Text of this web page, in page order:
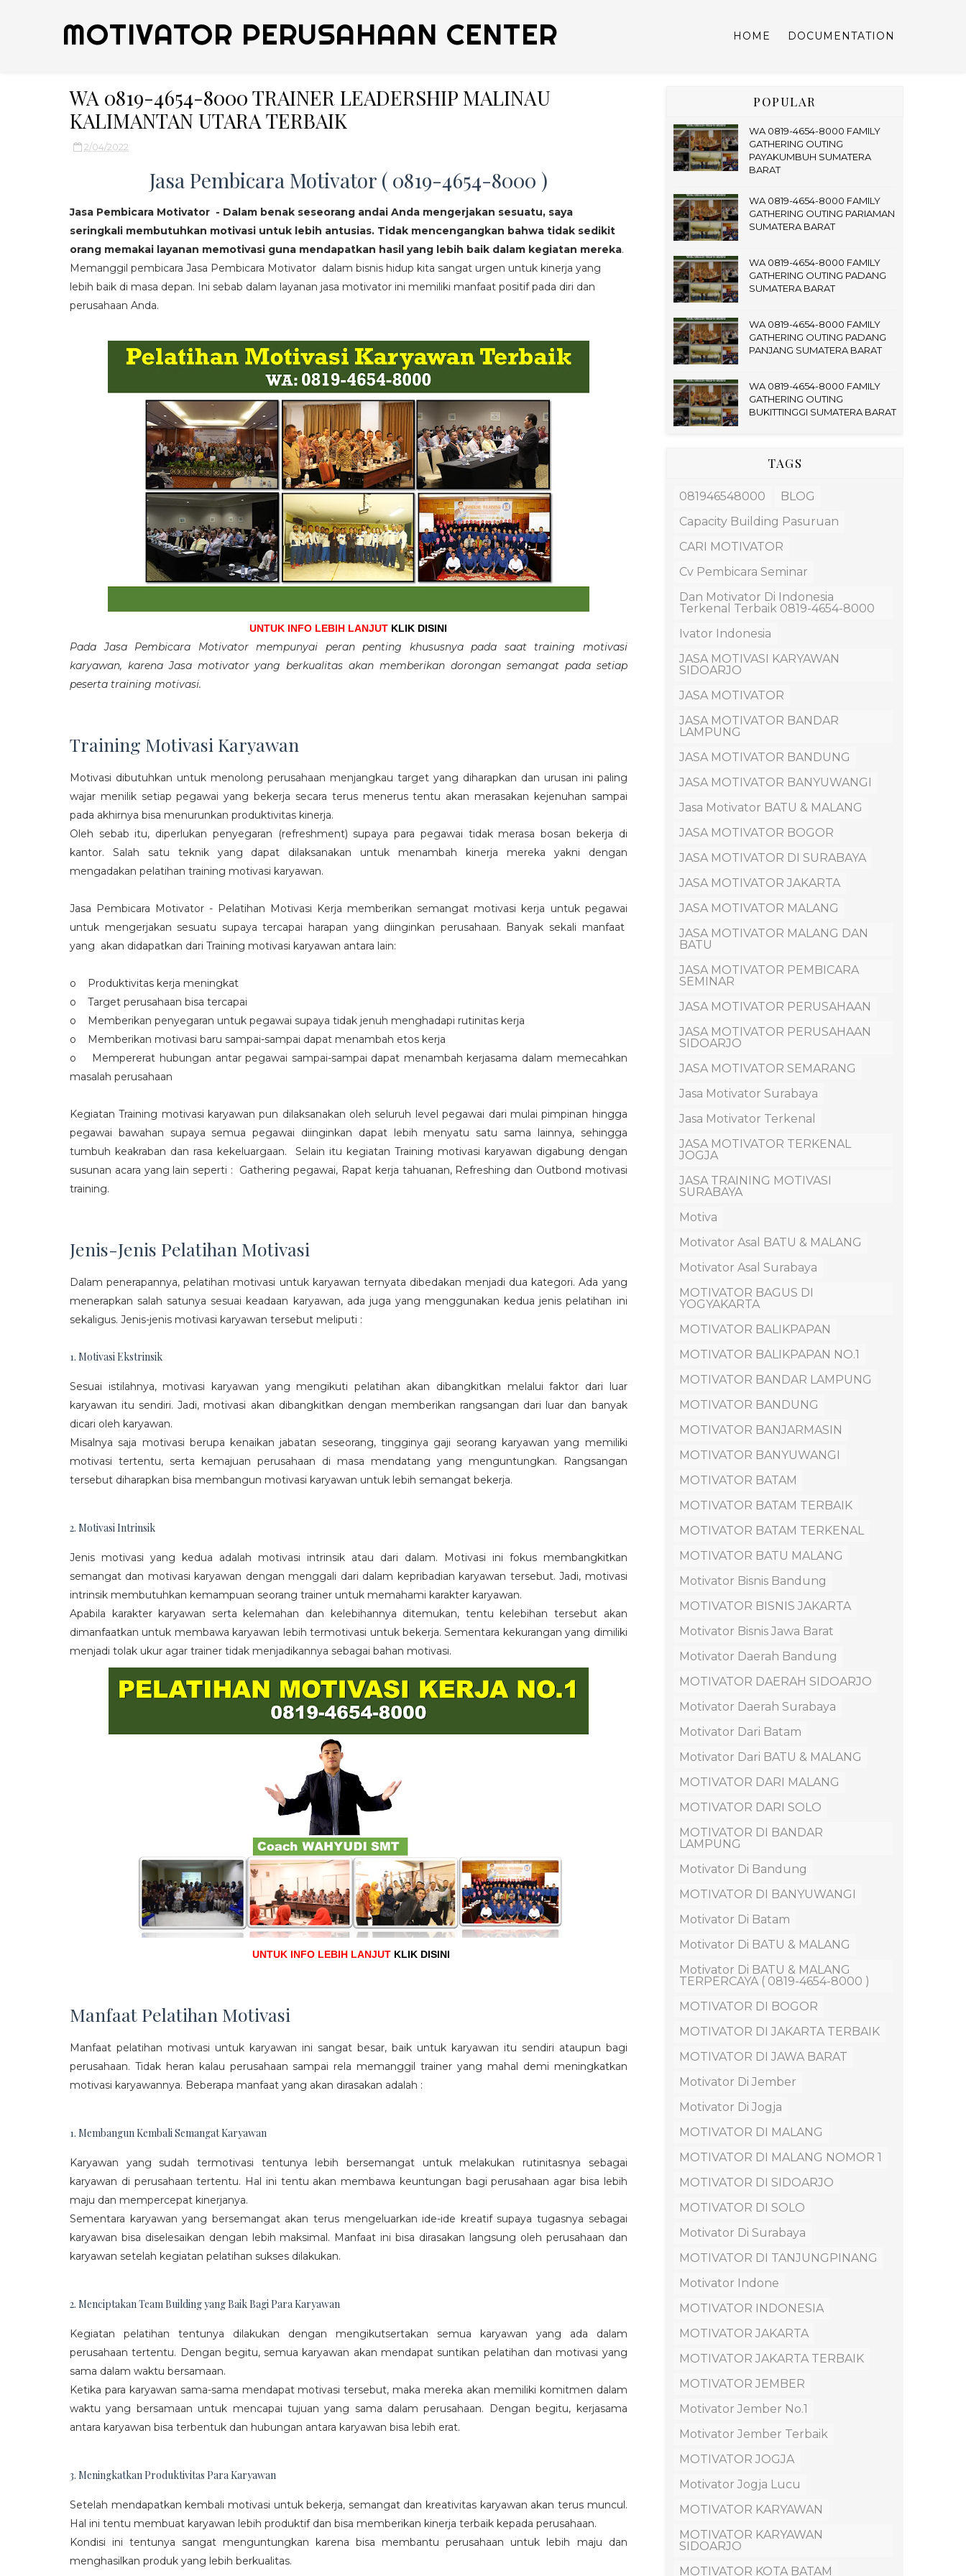
MOTIVATOR PERUSAHAAN CENTER HOME DOCUMENTATION
WA 0819-4654-8000 TRAINER LEADERSHIP MALINAU
KALIMANTAN UTARA TERBAIK
2/04/2022
Jasa Pembicara Motivator ( 0819-4654-8000 )
Jasa Pembicara Motivator - Dalam benak seseorang andai Anda mengerjakan sesuatu, saya
seringkali membutuhkan motivasi untuk lebih antusias. Tidak mencengangkan bahwa tidak sedikit
orang memakai layanan memotivasi guna mendapatkan hasil yang lebih baik dalam kegiatan mereka.
Memanggil pembicara Jasa Pembicara Motivator dalam bisnis hidup kita sangat urgen untuk kinerja yang
lebih baik di masa depan. Ini sebab dalam layanan jasa motivator ini memiliki manfaat positif pada diri dan
perusahaan Anda.
UNTUK INFO LEBIH LANJUT KLIK DISINI
Pada Jasa Pembicara Motivator mempunyai peran penting khususnya pada saat training motivasi
karyawan, karena Jasa motivator yang berkualitas akan memberikan dorongan semangat pada setiap
peserta training motivasi.
Training Motivasi Karyawan
Motivasi dibutuhkan untuk menolong perusahaan menjangkau target yang diharapkan dan urusan ini paling
wajar menilik setiap pegawai yang bekerja secara terus menerus tentu akan merasakan kejenuhan sampai
pada akhirnya bisa menurunkan produktivitas kinerja.
Oleh sebab itu, diperlukan penyegaran (refreshment) supaya para pegawai tidak merasa bosan bekerja di
kantor. Salah satu teknik yang dapat dilaksanakan untuk menambah kinerja mereka yakni dengan
mengadakan pelatihan training motivasi karyawan.
Jasa Pembicara Motivator - Pelatihan Motivasi Kerja memberikan semangat motivasi kerja untuk pegawai
untuk mengerjakan sesuatu supaya tercapai harapan yang diinginkan perusahaan. Banyak sekali manfaat
yang akan didapatkan dari Training motivasi karyawan antara lain:
o Produktivitas kerja meningkat
o Target perusahaan bisa tercapai
o Memberikan penyegaran untuk pegawai supaya tidak jenuh menghadapi rutinitas kerja
o Memberikan motivasi baru sampai-sampai dapat menambah etos kerja
o Mempererat hubungan antar pegawai sampai-sampai dapat menambah kerjasama dalam memecahkan
masalah perusahaan
Kegiatan Training motivasi karyawan pun dilaksanakan oleh seluruh level pegawai dari mulai pimpinan hingga
pegawai bawahan supaya semua pegawai diinginkan dapat lebih menyatu satu sama lainnya, sehingga
tumbuh keakraban dan rasa kekeluargaan. Selain itu kegiatan Training motivasi karyawan digabung dengan
susunan acara yang lain seperti : Gathering pegawai, Rapat kerja tahuanan, Refreshing dan Outbond motivasi
training.
Jenis-Jenis Pelatihan Motivasi
Dalam penerapannya, pelatihan motivasi untuk karyawan ternyata dibedakan menjadi dua kategori. Ada yang
menerapkan salah satunya sesuai keadaan karyawan, ada juga yang menggunakan kedua jenis pelatihan ini
sekaligus. Jenis-jenis motivasi karyawan tersebut meliputi :
1. Motivasi Ekstrinsik
Sesuai istilahnya, motivasi karyawan yang mengikuti pelatihan akan dibangkitkan melalui faktor dari luar
karyawan itu sendiri. Jadi, motivasi akan dibangkitkan dengan memberikan rangsangan dari luar dan banyak
dicari oleh karyawan.
Misalnya saja motivasi berupa kenaikan jabatan seseorang, tingginya gaji seorang karyawan yang memiliki
motivasi tertentu, serta kemajuan perusahaan di masa mendatang yang menguntungkan. Rangsangan
tersebut diharapkan bisa membangun motivasi karyawan untuk lebih semangat bekerja.
2. Motivasi Intrinsik
Jenis motivasi yang kedua adalah motivasi intrinsik atau dari dalam. Motivasi ini fokus membangkitkan
semangat dan motivasi karyawan dengan menggali dari dalam kepribadian karyawan tersebut. Jadi, motivasi
intrinsik membutuhkan kemampuan seorang trainer untuk memahami karakter karyawan.
Apabila karakter karyawan serta kelemahan dan kelebihannya ditemukan, tentu kelebihan tersebut akan
dimanfaatkan untuk membawa karyawan lebih termotivasi untuk bekerja. Sementara kekurangan yang dimiliki
menjadi tolak ukur agar trainer tidak menjadikannya sebagai bahan motivasi.
UNTUK INFO LEBIH LANJUT KLIK DISINI
Manfaat Pelatihan Motivasi
Manfaat pelatihan motivasi untuk karyawan ini sangat besar, baik untuk karyawan itu sendiri ataupun bagi
perusahaan. Tidak heran kalau perusahaan sampai rela memanggil trainer yang mahal demi meningkatkan
motivasi karyawannya. Beberapa manfaat yang akan dirasakan adalah :
1. Membangun Kembali Semangat Karyawan
Karyawan yang sudah termotivasi tentunya lebih bersemangat untuk melakukan rutinitasnya sebagai
karyawan di perusahaan tertentu. Hal ini tentu akan membawa keuntungan bagi perusahaan agar bisa lebih
maju dan mempercepat kinerjanya.
Sementara karyawan yang bersemangat akan terus mengeluarkan ide-ide kreatif supaya tugasnya sebagai
karyawan bisa diselesaikan dengan lebih maksimal. Manfaat ini bisa dirasakan langsung oleh perusahaan dan
karyawan setelah kegiatan pelatihan sukses dilakukan.
2. Menciptakan Team Building yang Baik Bagi Para Karyawan
Kegiatan pelatihan tentunya dilakukan dengan mengikutsertakan semua karyawan yang ada dalam
perusahaan tertentu. Dengan begitu, semua karyawan akan mendapat suntikan pelatihan dan motivasi yang
sama dalam waktu bersamaan.
Ketika para karyawan sama-sama mendapat motivasi tersebut, maka mereka akan memiliki komitmen dalam
waktu yang bersamaan untuk mencapai tujuan yang sama dalam perusahaan. Dengan begitu, kerjasama
antara karyawan bisa terbentuk dan hubungan antara karyawan bisa lebih erat.
3. Meningkatkan Produktivitas Para Karyawan
Setelah mendapatkan kembali motivasi untuk bekerja, semangat dan kreativitas karyawan akan terus muncul.
Hal ini tentu membuat karyawan lebih produktif dan bisa memberikan kinerja terbaik kepada perusahaan.
Kondisi ini tentunya sangat menguntungkan karena bisa membantu perusahaan untuk lebih maju dan
menghasilkan produk yang lebih berkualitas.
POPULAR
WA 0819-4654-8000 FAMILY
GATHERING OUTING
PAYAKUMBUH SUMATERA
BARAT
WA 0819-4654-8000 FAMILY
GATHERING OUTING PARIAMAN
SUMATERA BARAT
WA 0819-4654-8000 FAMILY
GATHERING OUTING PADANG
SUMATERA BARAT
WA 0819-4654-8000 FAMILY
GATHERING OUTING PADANG
PANJANG SUMATERA BARAT
WA 0819-4654-8000 FAMILY
GATHERING OUTING
BUKITTINGGI SUMATERA BARAT
TAGS
081946548000
BLOG
Capacity Building Pasuruan
CARI MOTIVATOR
Cv Pembicara Seminar
Dan Motivator Di Indonesia
Terkenal Terbaik 0819-4654-8000
Ivator Indonesia
JASA MOTIVASI KARYAWAN
SIDOARJO
JASA MOTIVATOR
JASA MOTIVATOR BANDAR
LAMPUNG
JASA MOTIVATOR BANDUNG
JASA MOTIVATOR BANYUWANGI
Jasa Motivator BATU & MALANG
JASA MOTIVATOR BOGOR
JASA MOTIVATOR DI SURABAYA
JASA MOTIVATOR JAKARTA
JASA MOTIVATOR MALANG
JASA MOTIVATOR MALANG DAN
BATU
JASA MOTIVATOR PEMBICARA
SEMINAR
JASA MOTIVATOR PERUSAHAAN
JASA MOTIVATOR PERUSAHAAN
SIDOARJO
JASA MOTIVATOR SEMARANG
Jasa Motivator Surabaya
Jasa Motivator Terkenal
JASA MOTIVATOR TERKENAL
JOGJA
JASA TRAINING MOTIVASI
SURABAYA
Motiva
Motivator Asal BATU & MALANG
Motivator Asal Surabaya
MOTIVATOR BAGUS DI
YOGYAKARTA
MOTIVATOR BALIKPAPAN
MOTIVATOR BALIKPAPAN NO.1
MOTIVATOR BANDAR LAMPUNG
MOTIVATOR BANDUNG
MOTIVATOR BANJARMASIN
MOTIVATOR BANYUWANGI
MOTIVATOR BATAM
MOTIVATOR BATAM TERBAIK
MOTIVATOR BATAM TERKENAL
MOTIVATOR BATU MALANG
Motivator Bisnis Bandung
MOTIVATOR BISNIS JAKARTA
Motivator Bisnis Jawa Barat
Motivator Daerah Bandung
MOTIVATOR DAERAH SIDOARJO
Motivator Daerah Surabaya
Motivator Dari Batam
Motivator Dari BATU & MALANG
MOTIVATOR DARI MALANG
MOTIVATOR DARI SOLO
MOTIVATOR DI BANDAR
LAMPUNG
Motivator Di Bandung
MOTIVATOR DI BANYUWANGI
Motivator Di Batam
Motivator Di BATU & MALANG
Motivator Di BATU & MALANG
TERPERCAYA ( 0819-4654-8000 )
MOTIVATOR DI BOGOR
MOTIVATOR DI JAKARTA TERBAIK
MOTIVATOR DI JAWA BARAT
Motivator Di Jember
Motivator Di Jogja
MOTIVATOR DI MALANG
MOTIVATOR DI MALANG NOMOR 1
MOTIVATOR DI SIDOARJO
MOTIVATOR DI SOLO
Motivator Di Surabaya
MOTIVATOR DI TANJUNGPINANG
Motivator Indone
MOTIVATOR INDONESIA
MOTIVATOR JAKARTA
MOTIVATOR JAKARTA TERBAIK
MOTIVATOR JEMBER
Motivator Jember No.1
Motivator Jember Terbaik
MOTIVATOR JOGJA
Motivator Jogja Lucu
MOTIVATOR KARYAWAN
MOTIVATOR KARYAWAN
SIDOARJO
MOTIVATOR KOTA BATAM